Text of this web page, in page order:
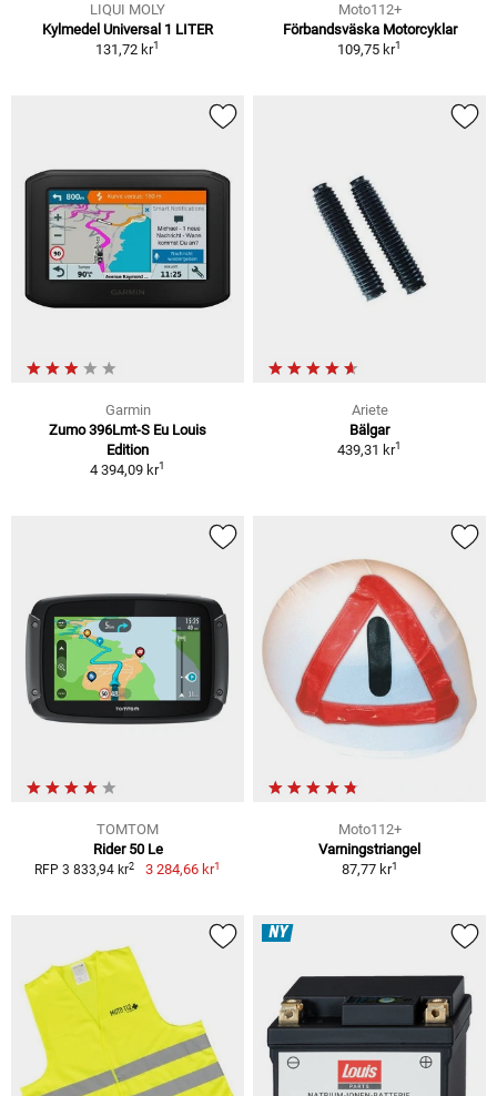
LIQUI MOLY
Kylmedel Universal 1 LITER
131,72 kr1
Moto112+
Förbandsväska Motorcyklar
109,75 kr1
Garmin
Zumo 396Lmt-S Eu Louis
Edition
4 394,09 kr1
Ariete
Bälgar
439,31 kr1
TOMTOM
Rider 50 Le
RFP 3 833,94 kr2 3 284,66 kr1
Moto112+
Varningstriangel
87,77 kr1
NY